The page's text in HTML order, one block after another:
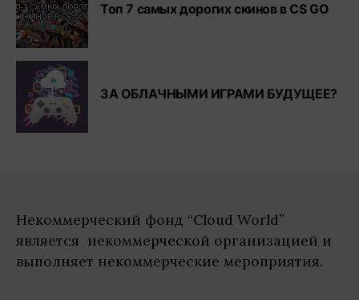
Топ 7 самых дорогих скинов в СS GO
ЗА ОБЛАЧНЫМИ ИГРАМИ БУДУЩЕЕ?
Некоммерческий фонд “Cloud World”
является некоммерческой организацией и
выполняет некоммерческие мероприятия.